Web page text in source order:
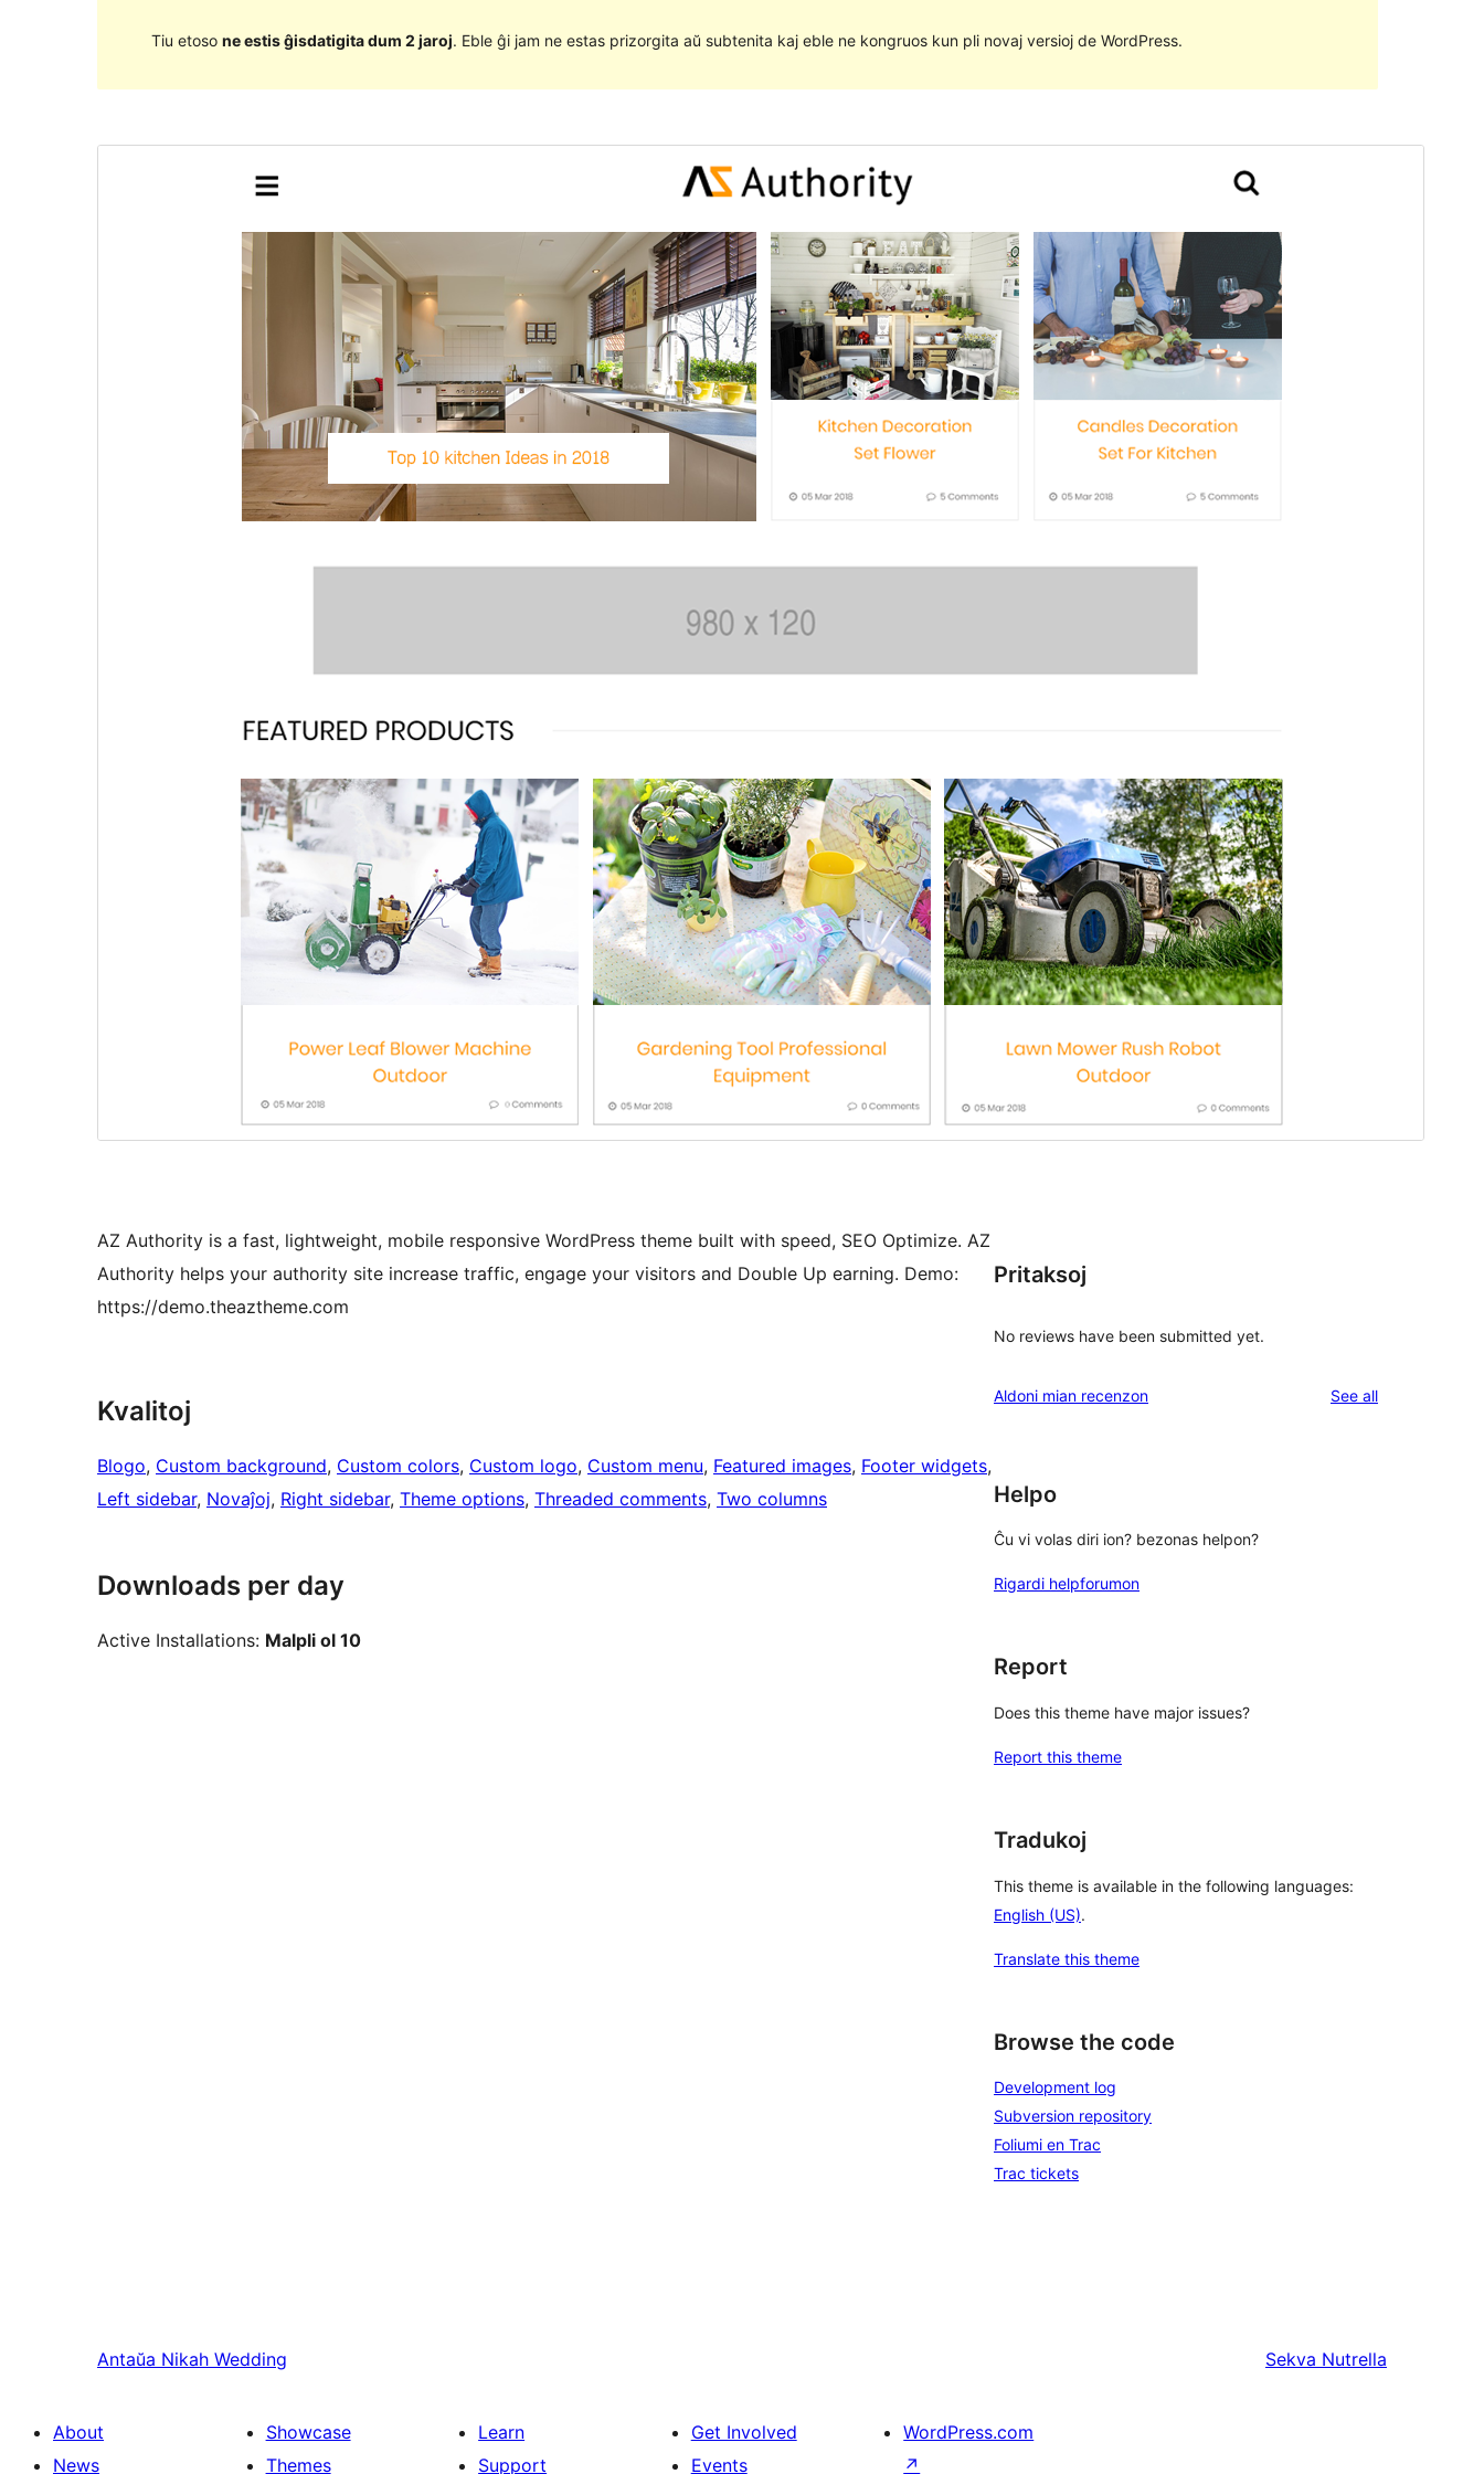
Tiu etoso ne estis ĝisdatigita dum 2 jaroj. Eble ĝi jam ne estas prizorgita aŭ subtenita kaj eble ne kongruos kun pli novaj versioj de WordPress.
Last updated
21 Decembro 2018
Active installations
WordPress version
Theme homepage
AZ Authority is a fast, lightweight, mobile responsive WordPress theme built with speed, SEO Optimize. AZ
Authority helps your authority site increase traffic, engage your visitors and Double Up earning. Demo:
https://demo.theaztheme.com
Kvalitoj
Blogo, Custom background, Custom colors, Custom logo, Custom menu, Featured images, Footer widgets
Left sidebar, Novaĵoj, Right sidebar, Theme options, Threaded comments, Two columns
Downloads per day
Active Installations: Malpli ol 10
Pritaksoj
No reviews have been submitted yet.
Aldoni mian recenzon See allreviews
Helpo
Ĉu vi volas diri ion? bezonas helpon?
Rigardi helpforumon
Report
Does this theme have major issues?
Report this theme
Tradukoj
This theme is available in the following languages:
English (US).
Translate this theme
Browse the code
Development log
Subversion repository
Foliumi en Trac
Trac tickets
Antaŭa Nikah Wedding Sekva Nutrella
About
News
Showcase
Themes
Learn
Support
Get Involved
Events
WordPress.com
↗